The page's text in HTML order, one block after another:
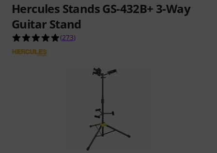
Hercules Stands GS-432B+ 3-Way
Guitar Stand
4.9 von 5 Sternen aus 273 Kundenbewertungen
(273)